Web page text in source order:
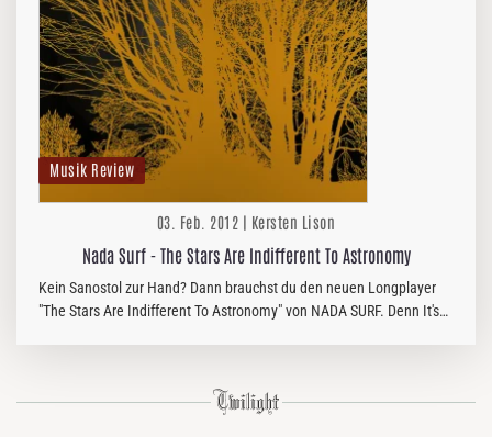
Musik Review
03. Feb. 2012 | Kersten Lison
Nada Surf - The Stars Are Indifferent To Astronomy
Kein Sanostol zur Hand? Dann brauchst du den neuen Longplayer
"The Stars Are Indifferent To Astronomy" von NADA SURF. Denn It's